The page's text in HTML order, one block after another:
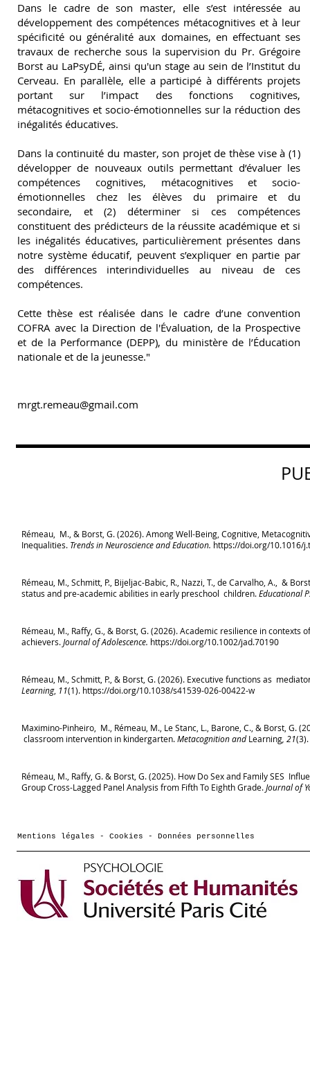
Dans le cadre de son master, elle s’est intéressée au
développement des compétences métacognitives et à leur
spécificité ou généralité aux domaines, en effectuant ses
travaux de recherche sous la supervision du Pr. Grégoire
Borst au LaPsyDÉ, ainsi qu'un stage au sein de l’Institut du
Cerveau. En parallèle, elle a participé à différents projets
portant sur l’impact des fonctions cognitives,
métacognitives et socio-émotionnelles sur la réduction des
inégalités éducatives.
Dans la continuité du master, son projet de thèse vise à (1)
développer de nouveaux outils permettant d’évaluer les
compétences cognitives, métacognitives et socio-
émotionnelles chez les élèves du primaire et du
secondaire, et (2) déterminer si ces compétences
constituent des prédicteurs de la réussite académique et si
les inégalités éducatives, particulièrement présentes dans
notre système éducatif, peuvent s’expliquer en partie par
des différences interindividuelles au niveau de ces
compétences.
Cette thèse est réalisée dans le cadre d’une convention
COFRA avec la Direction de l'Évaluation, de la Prospective
et de la Performance (DEPP), du ministère de l’Éducation
nationale et de la jeunesse."
mrgt.remeau@gmail.com
Rémeau, M., & Borst, G. (2026). Among Well-Being, Cognitive,
Inequalities. Trends in Neuroscience and Education. https://doi.org/10.1016/
Rémeau, M., Schmitt, P., Bijeljac-Babic, R., Nazzi, T., de Carvalho, A., &
status and pre-academic abilities in early preschool children.Educational
Rémeau, M., Raffy, G., & Borst, G. (2026). Academic resilience in
achievers.Journal of Adolescence. https://doi.org/10.1002/jad.70190
Rémeau, M., Schmitt, P., & Borst, G. (2026). Executive functions as
Learning, 11(1). https://doi.org/10.1038/s41539-026-00422-w
Maximino-Pinheiro, M., Rémeau, M., Le Stanc, L., Barone, C., & Borst, G.
classroom intervention in kindergarten.Metacognition and Learning , 21(3).
Rémeau, M., Raffy, G. & Borst, G. (2025). How Do Sex and Family SES
Group Cross-Lagged Panel Analysis from Fifth To Eighth Grade.Journal of
Mentions légales - Cookies - Données personnelles